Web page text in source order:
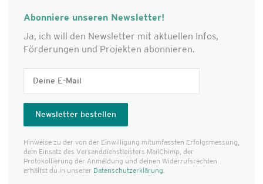
Abonniere unseren Newsletter!
Ja, ich will den Newsletter mit aktuellen Infos,
Förderungen und Projekten abonnieren.
Hinweise zu der von der Einwilligung mitumfassten Erfolgs­messung,
dem Einsatz des Versanddienst­leisters MailChimp, der
Protokollierung der Anmeldung und deinen Widerrufsrechten
erhältst du in unserer Datenschutzerklärung.